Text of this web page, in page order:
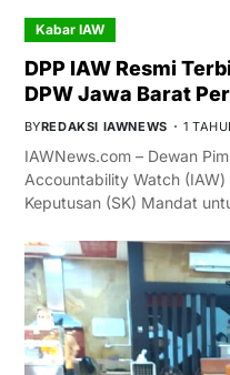
Kabar IAW
DPP IAW Resmi
DPW Jawa Barat
BYREDAKSI IAWNEWS 1
IAWNews.com – Dewan
Accountability Watch
Keputusan (SK) Mandat